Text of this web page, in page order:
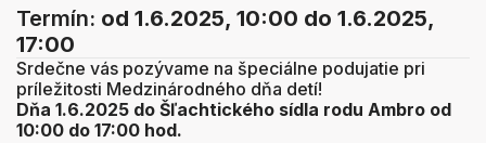
Termín: od 1.6.2025, 10:00 do 1.6.2025,
17:00
Srdečne vás pozývame na špeciálne podujatie pri
príležitosti Medzinárodného dňa detí!
Dňa 1.6.2025 do Šľachtického sídla rodu Ambro od
10:00 do 17:00 hod.